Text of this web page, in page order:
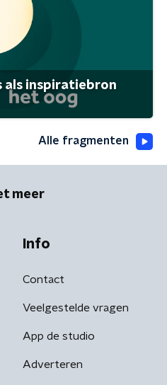
als inspiratiebron
Alle fragmenten
meer
Info
Contact
Veelgestelde vragen
App de studio
Adverteren